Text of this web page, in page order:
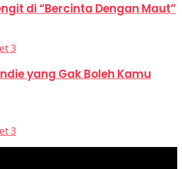
di “Bercinta Dengan Maut”
3
yang Gak Boleh Kamu
3